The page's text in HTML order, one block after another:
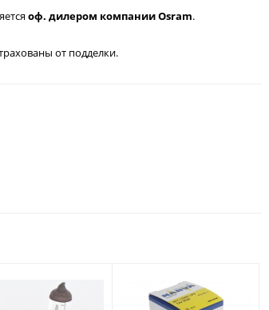
оф. дилером компании Osram.
от подделки.